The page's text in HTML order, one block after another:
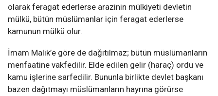
olarak feragat ederlerse arazinin mülkiyeti devletin
mülkü, bütün müslümanlar için feragat ederlerse
kamunun mülkü olur.
İmam Malik’e göre de dağıtılmaz; bütün müslümanların
menfaatine vakfedilir. Elde edilen gelir (haraç) ordu ve
kamu işlerine sarfedilir. Bununla birlikte devlet başkanı
bazen dağıtmayı müslümanların hayrına görürse